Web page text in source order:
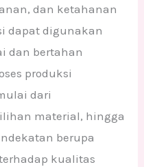
dan ketahanan
dapat digunakan
dan bertahan
produksi
dari
material, hingga
berupa
kualitas